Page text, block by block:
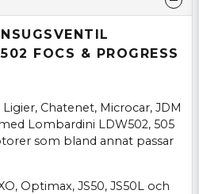
FOCS & PROGRESS
Chatenet, Microcar, JDM
Lombardini LDW502, 505
som bland annat passar
Optimax, JS50, JS50L och